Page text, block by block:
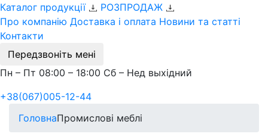
Каталог продукції
РОЗПРОДАЖ
Про компанію Доставка і оплата Новини та статті
Контакти
Передзвоніть мені
Пн – Пт 08:00 – 18:00 Сб – Нед выхідний
+38(067)005-12-44
ГоловнаПромислові меблі